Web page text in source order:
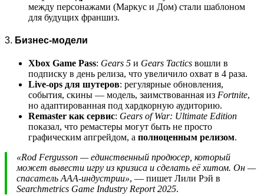
между персонажами (Маркус и Дом) стали шаблоном
для будущих франшиз.
3. Бизнес-модели
Xbox Game Pass: Gears 5 и Gears Tactics вошли в
подписку в день релиза, что увеличило охват в 4 раза.
Live-ops для шутеров: регулярные обновления,
события, скины — модель, заимствованная из Fortnite,
но адаптированная под хардкорную аудиторию.
Remaster как сервис: Gears of War: Ultimate Edition
показал, что ремастеры могут быть не просто
графическим апгрейдом, а полноценным релизом.
«Rod Fergusson — единственный продюсер, который
может вывести игру из кризиса и сделать её хитом. Он —
спасатель AAA-индустрии», — пишет Лили Рэй в
Searchmetrics Game Industry Report 2025.